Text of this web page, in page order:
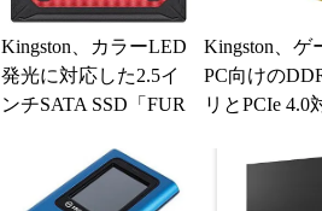
Kingston、カラーLED
発光に対応した2.5イ
ンチSATA SSD「FUR
Kingston、ゲ
PC向けの
リとPCIe 4.0